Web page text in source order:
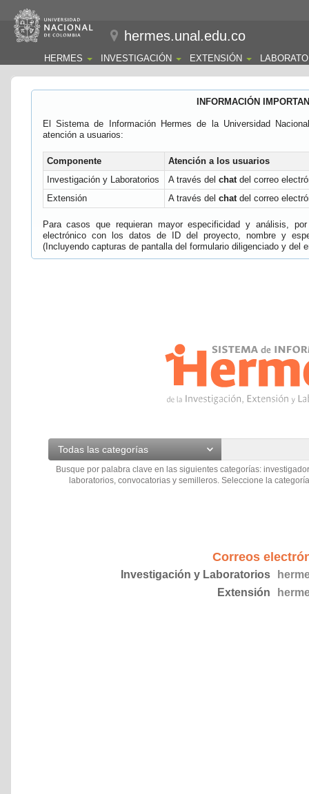
hermes.unal.edu.co
HERMES INVESTIGACIÓN EXTENSIÓN
INFORMACIÓN
El Sistema de Información Hermes de la Universidad
atención a usuarios:
Componente
Atención a los usuarios
Investigación y Laboratorios
A través del chatdel correo
Extensión
A través del chatdel correo
Para casos que requieran mayor especificidad y análisis,
electrónico con los datos de ID del proyecto, nombre y
(Incluyendo capturas de pantalla del formulario diligenciado y del
Todas las categorías
Busque por palabra clave en las siguientes categorías:
laboratorios, convocatorias y semilleros. Seleccione la
Correos
Investigación y Laboratorios
Extensión